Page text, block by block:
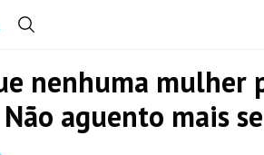
nenhuma mulher
aguento mais